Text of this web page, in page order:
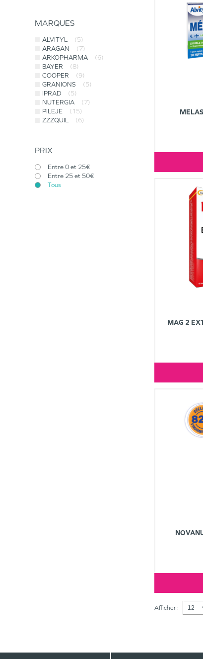
MARQUES
ALVITYL
(5)
ARAGAN
(7)
ARKOPHARMA
(6)
BAYER
(8)
COOPER
(9)
GRANIONS
(5)
IPRAD
(5)
NUTERGIA
(7)
PILEJE
(15)
ZZZQUIL
(6)
PRIX
Entre 0 et 25€
Entre 25 et 50€
Tous
MAG 2
Afficher :